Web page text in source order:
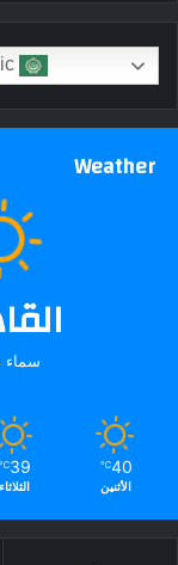
Weather
سماء
40
℃
الأثنين
39
℃
الثلاثاء